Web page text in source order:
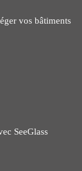
vos bâtiments
SeeGlass